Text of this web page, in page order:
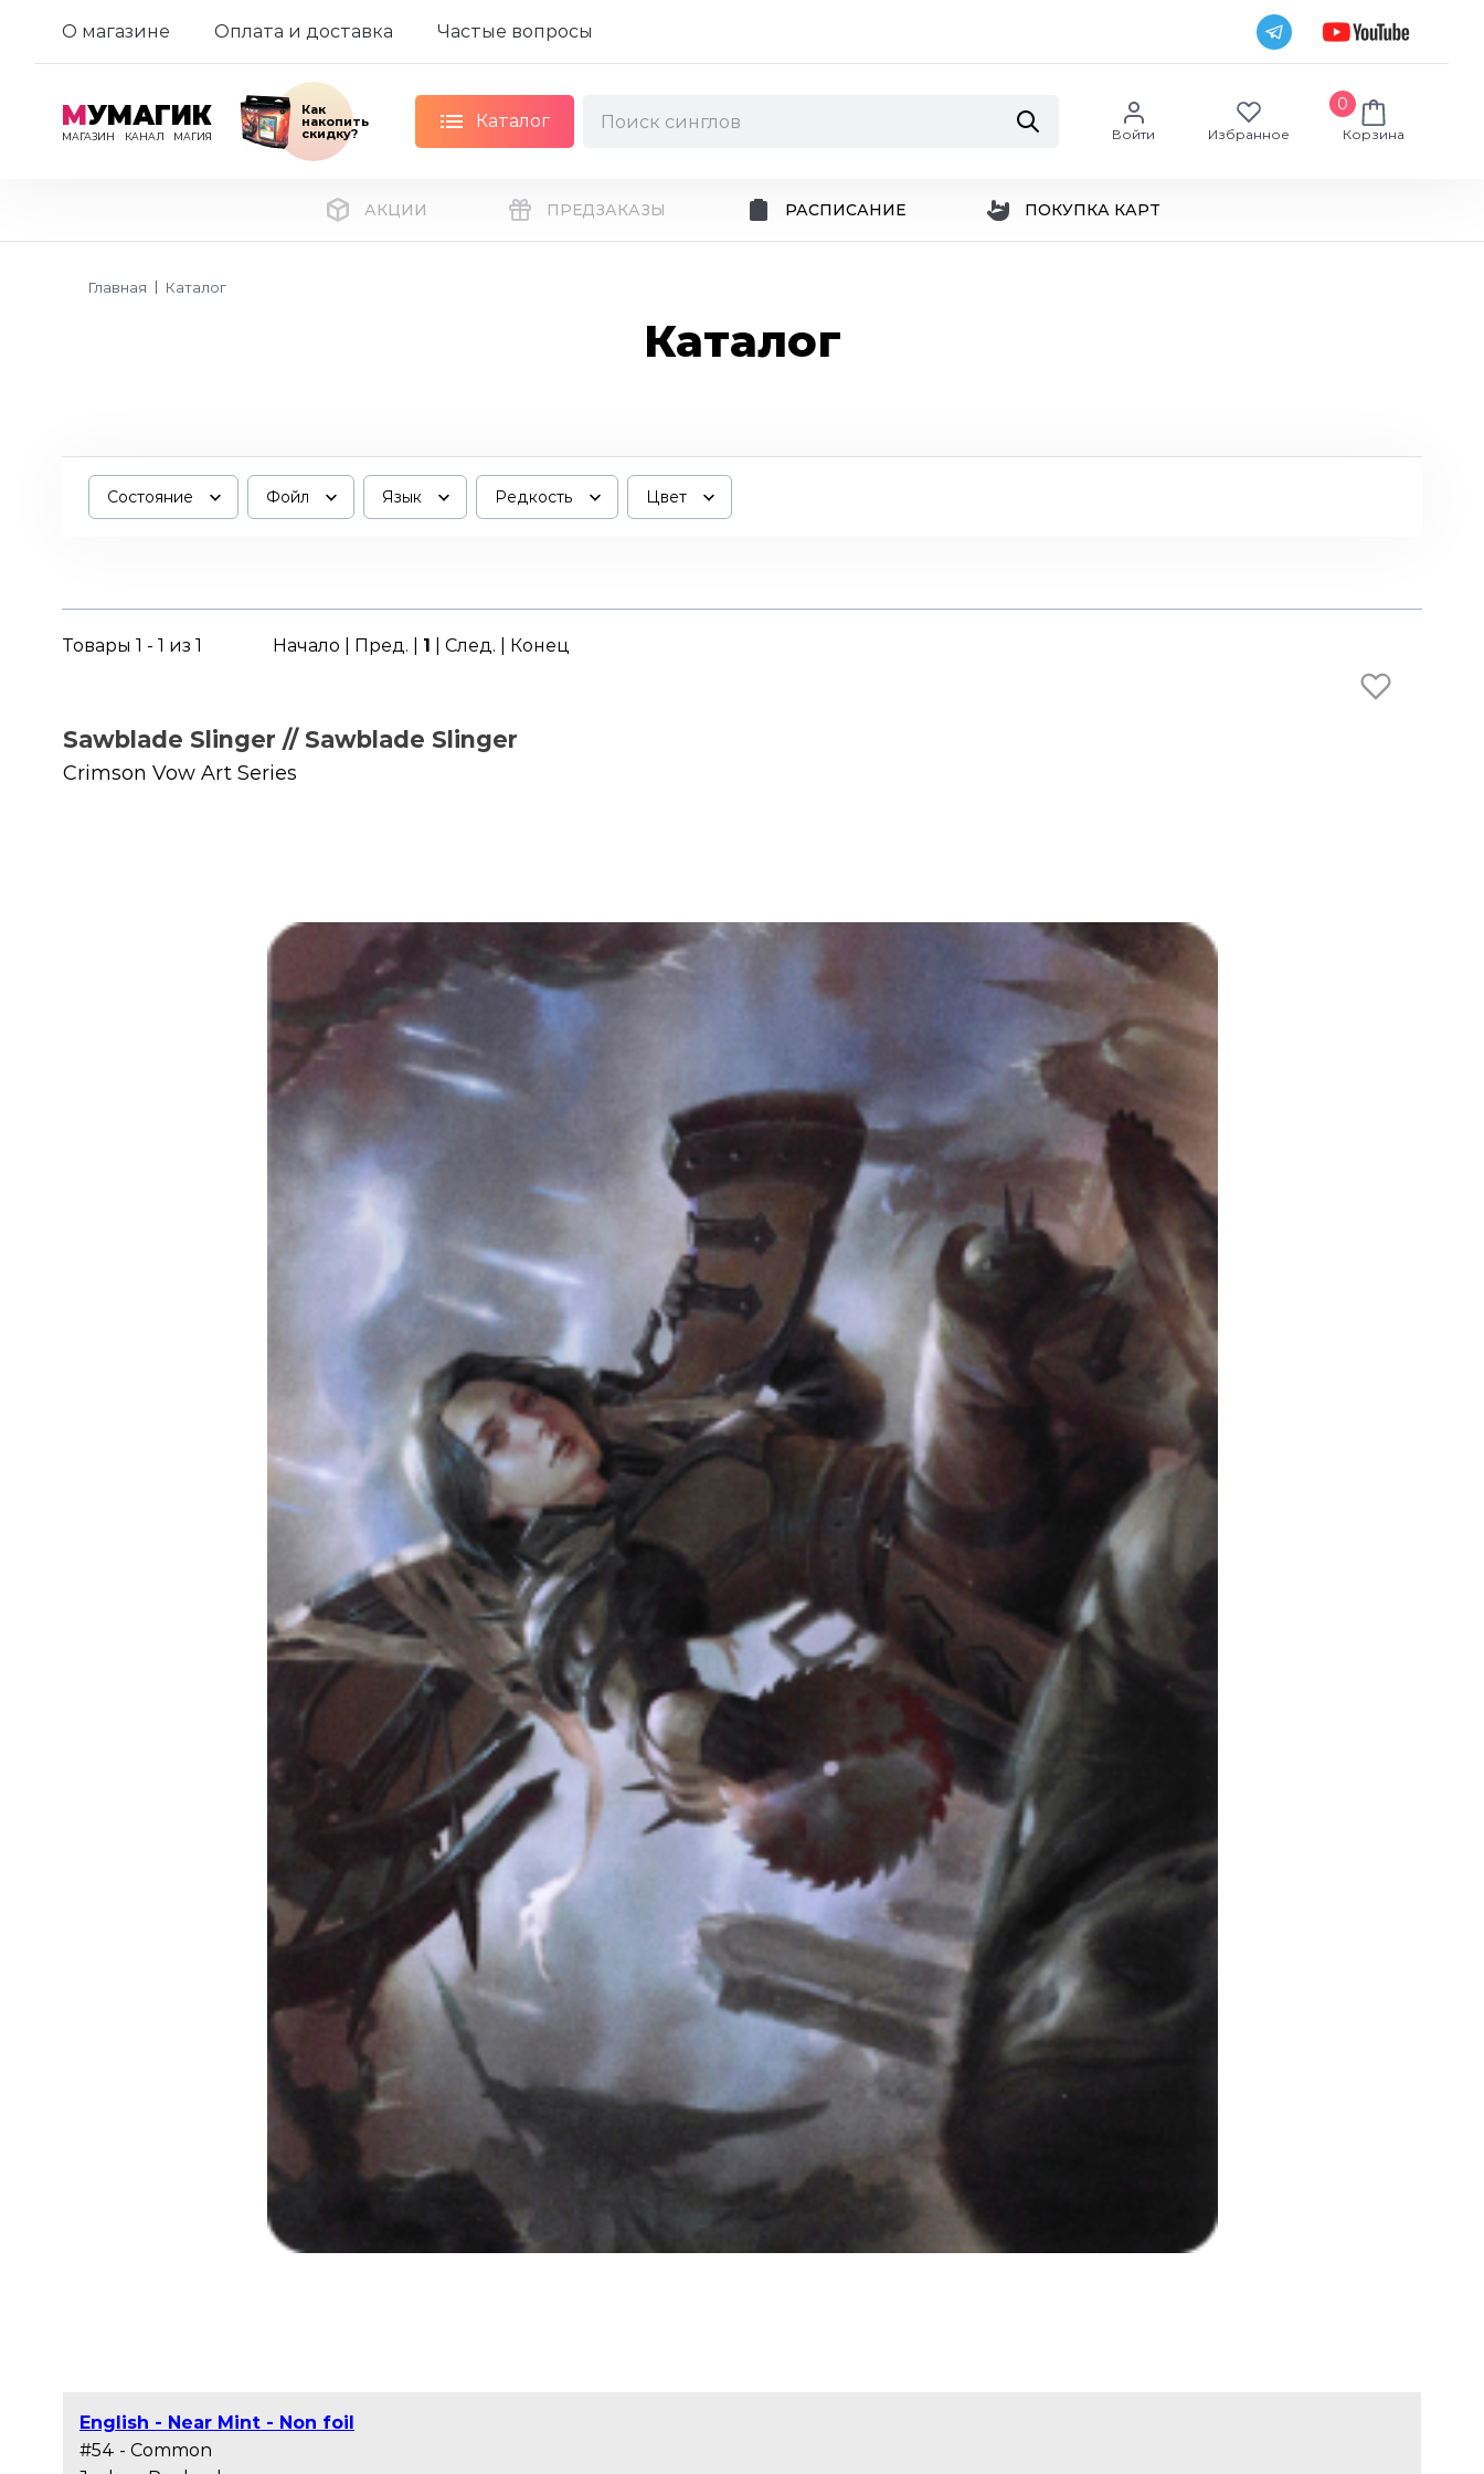
О магазине Оплата и доставка Частые вопросы
МУМАГИК
МАГАЗИН КАНАЛ МАГИЯ
Как
накопить
скидку?
Каталог
Войти Избранное
0
Корзина
АКЦИИ ПРЕДЗАКАЗЫ РАСПИСАНИЕ ПОКУПКА КАРТ
Главная Каталог
Каталог
Состояние Фойл Язык Редкость Цвет
Товары 1 - 1 из 1 Начало | Пред. | 1 | След. | Конец
Sawblade Slinger // Sawblade Slinger
Crimson Vow Art Series
English - Near Mint - Non foil
#54 - Common